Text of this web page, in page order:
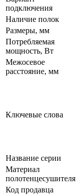
подключения
Наличие полок
Размеры, мм
Потребляемая
мощность, Вт
Межосевое
расстояние, мм
Ключевые слова
Название серии
Материал
полотенцесушителя
Код продавца